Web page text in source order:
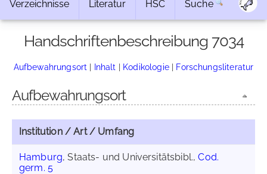
Verzeichnisse Literatur HSC Suche
Handschriftenbeschreibung 7034
Aufbewahrungsort | Inhalt | Kodikologie| Forschungsliteratur
Aufbewahrungsort
Institution / Art / Umfang
Hamburg, Staats- und Universitätsbibl.,Cod.
germ. 5